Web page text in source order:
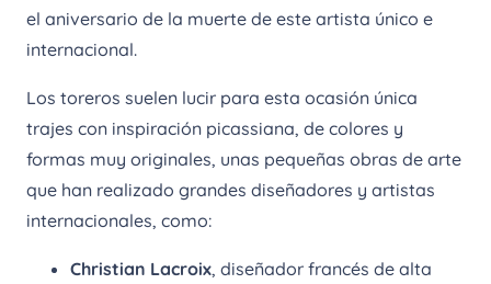
el aniversario de la muerte de este artista único e
internacional.
Los toreros suelen lucir para esta ocasión única
trajes con inspiración picassiana, de colores y
formas muy originales, unas pequeñas obras de arte
que han realizado grandes diseñadores y artistas
internacionales, como:
Christian Lacroix, diseñador francés de alta